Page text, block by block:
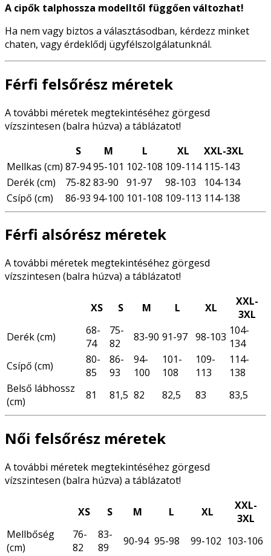
A cipők talphossza modelltől függően változhat!
Ha nem vagy biztos a választásodban, kérdezz minket
chaten, vagy érdeklődj ügyfélszolgálatunknál.
Férfi felsőrész méretek
A további méretek megtekintéséhez görgesd
vízszintesen (balra húzva) a táblázatot!
S
M L XL
XXL-3XL
Mellkas (cm) 87-9495-101 102-108 109-114 115-143
Derék (cm)
75-82 83-90 91-97 98-103
104-134
Csípő (cm)
86-93 94-100 101-108 109-113 114-138
Férfi alsórész méretek
A további méretek megtekintéséhez görgesd
vízszintesen (balra húzva) a táblázatot!
XS S M L XL
XXL-
3XL
Derék (cm)
68-
74
75-
82
83-90 91-97 98-103 104-
134
Csípő (cm)
80-
85
86-
93
94-
100
101-
108
109-
113
114-
138
Belső lábhossz
(cm)
81 81,5 82 82,5 83 83,5
Női felsőrész méretek
A további méretek megtekintéséhez görgesd
vízszintesen (balra húzva) a táblázatot!
XS S M L XL
XXL-
3XL
Mellbőség
(cm)
76-
82
83-
89
90-94 95-98 99-102 103-106